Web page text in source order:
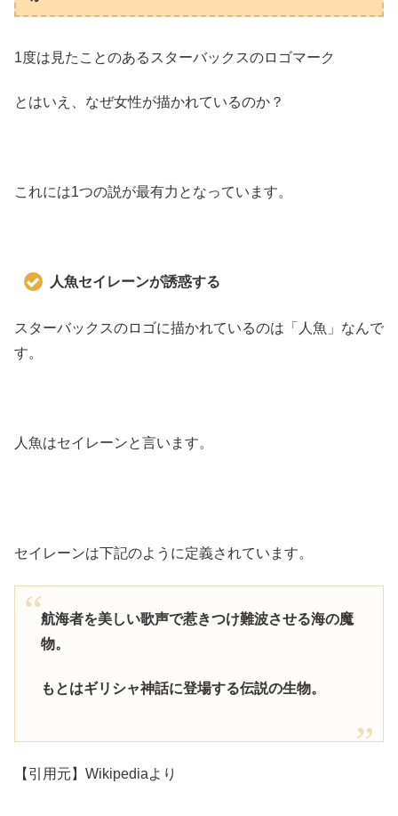
1度は見たことのあるスターバックスのロゴマーク
とはいえ、なぜ女性が描かれているのか？
これには1つの説が最有力となっています。
人魚セイレーンが誘惑する
スターバックスのロゴに描かれているのは「人魚」なんで
す。
人魚はセイレーンと言います。
セイレーンは下記のように定義されています。
航海者を美しい歌声で惹きつけ難波させる海の魔
物。
もとはギリシャ神話に登場する伝説の生物。
【引用元】Wikipediaより